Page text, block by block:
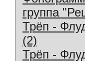
группа
Трёп -
(2)
Трёп -